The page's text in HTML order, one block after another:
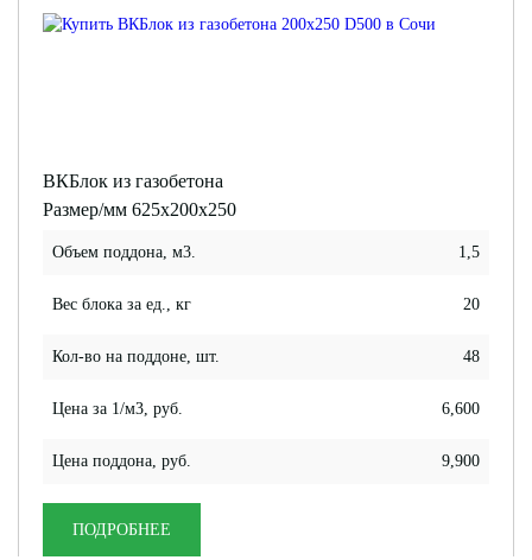
ВКБлок из газобетона
Размер/мм 625x200x250
Объем поддона, м3. 1,5
Вес блока за ед., кг 20
Кол-во на поддоне, шт. 48
Цена за 1/м3, руб. 6,600
Цена поддона, руб. 9,900
ПОДРОБНЕЕ